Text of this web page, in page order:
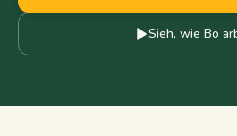
Sieh, wie Bo